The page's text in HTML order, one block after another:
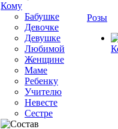
Кому
Бабушке
Девочке
Девушке
Любимой
Женщине
Маме
Ребенку
Учителю
Невесте
Сестре
Розы